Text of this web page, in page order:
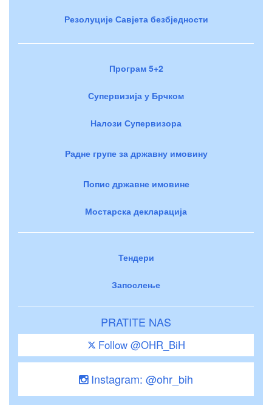
Резолуције Савјета безбједности
Програм 5+2
Супервизија у Брчком
Налози Супервизора
Радне групе за државну имовину
Попис државне имовине
Мостарска декларација
Тендери
Запослење
PRATITE NAS
Follow @OHR_BiH
Instagram: @ohr_bih